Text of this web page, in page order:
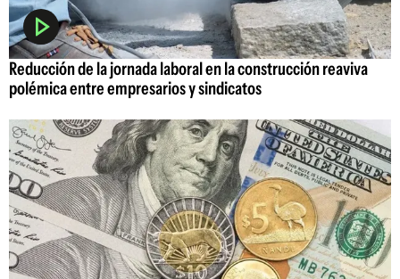
Reducción de la jornada laboral en la construcción reaviva
polémica entre empresarios y sindicatos